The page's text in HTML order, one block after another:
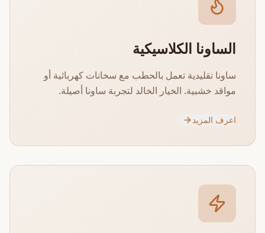
الساونا الكلاسيكية
ساونا تقليدية تعمل بالحطب مع سخانات كهربائية أو
مواقد خشبية. الخيار الخالد لتجربة ساونا أصيلة.
اعرف المزيد